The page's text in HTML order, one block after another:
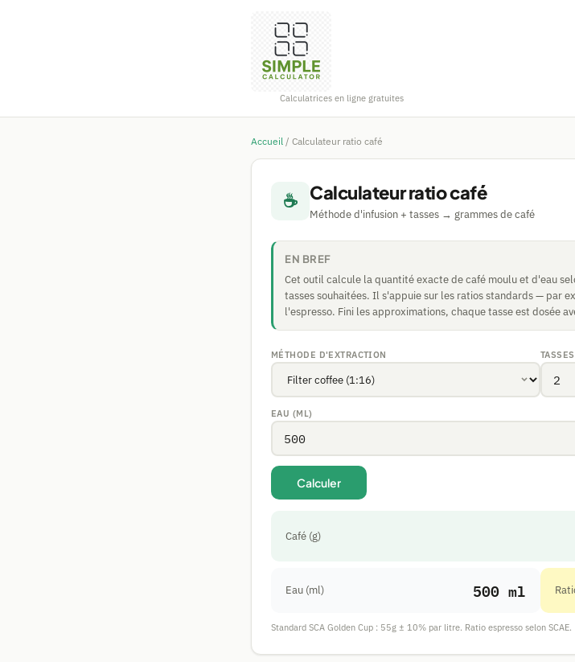
Calculatrices en ligne gratuites
Accueil / Calculateur ratio café
☕ Calculateur ratio café
Méthode d'infusion + tasses → grammes de café
EN BREF
Cet outil calcule la quantité exacte de café moulu et d'eau
tasses souhaitées. Il s'appuie sur les ratios standards — par
l'espresso. Fini les approximations, chaque tasse est dosée
MÉTHODE D'EXTRACTION TASSES
EAU (ML)
Calculer
Café (g)
Eau (ml) 500 ml
Standard SCA Golden Cup : 55g ± 10% par litre. Ratio espresso selon SCAE.